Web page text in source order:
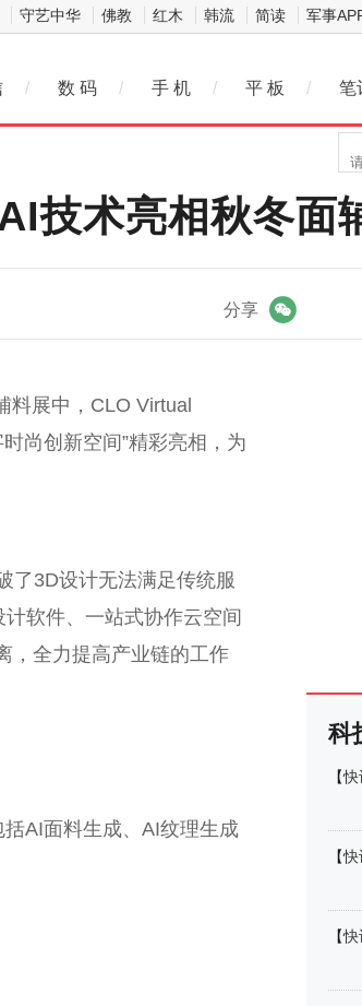
守艺中华 佛教 红木 韩流 简读 军事
/ 数 码 / 手 机 / 平 板 / 笔
技术亮相秋冬面
分享
料展中，CLO Virtual
尚创新空间”精彩亮相，为
了3D设计无法满足传统服
软件、一站式协作云空间
，全力提高产业链的工作
AI面料生成、AI纹理生成
科
【快
【快
【快